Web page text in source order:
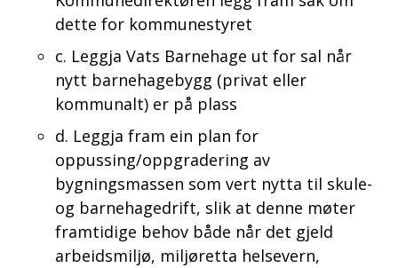
dette for kommunestyret
c. Leggja Vats Barnehage ut for sal når
nytt barnehagebygg (privat eller
kommunalt) er på plass
d. Leggja fram ein plan for
oppussing/oppgradering av
bygningsmassen som vert nytta til skule-
og barnehagedrift, slik at denne møter
framtidige behov både når det gjeld
arbeidsmiljø, miljøretta helsevern,